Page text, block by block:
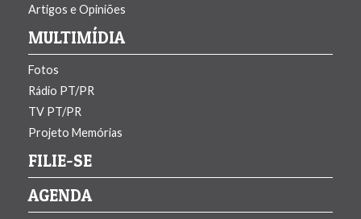
Artigos e Opiniões
MULTIMÍDIA
Fotos
Rádio PT/PR
TV PT/PR
Projeto Memórias
FILIE-SE
AGENDA